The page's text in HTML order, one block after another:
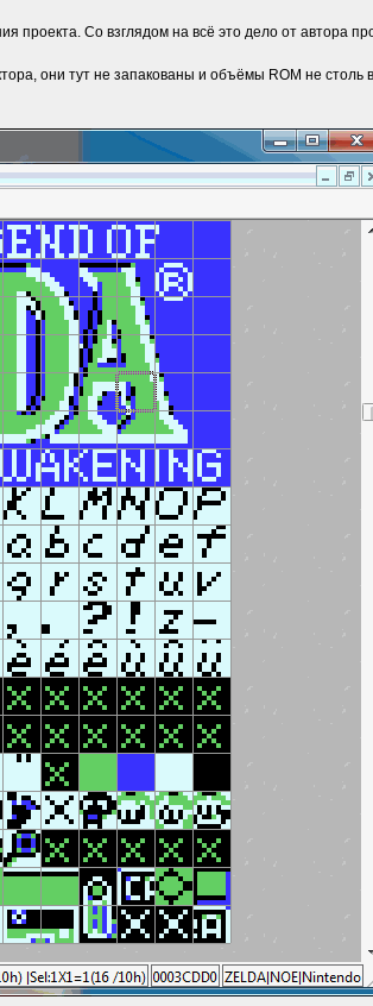
проекта. Со взглядом на всё это дело от автора
они тут не запакованы и объёмы ROM не столь